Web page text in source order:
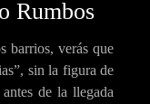
Rumbos
barrios, verás que
sin la figura de
de la llegada